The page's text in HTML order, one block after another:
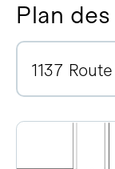
Plan
1137